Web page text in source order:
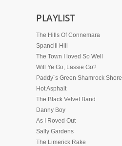
PLAYLIST
The Hills Of Connemara
Spancill Hill
The Town I loved So Well
Will Ye Go, Lassie Go?
Paddy´s Green Shamrock Shore
Hot Asphalt
The Black Velvet Band
Danny Boy
As I Roved Out
Sally Gardens
The Limerick Rake